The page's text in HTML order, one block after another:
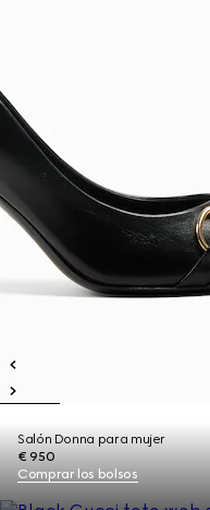
Salón Donna para mujer
€ 950
Comprar los bolsos